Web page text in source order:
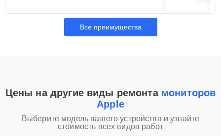
Все преимущества
Цены на другие виды ремонта мониторов
Apple
Выберите модель вашего устройства и узнайте
стоимость всех видов работ